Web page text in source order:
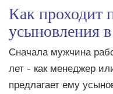
Как проходит
усыновления
Сначала мужчина
лет - как менеджер
предлагает ему